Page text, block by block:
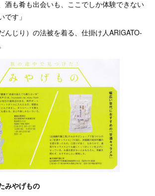
酒も肴も出会いも、ここでしか体験できない
です」
んじり）の法被を着る、仕掛け人ARIGATO-
みやげもの